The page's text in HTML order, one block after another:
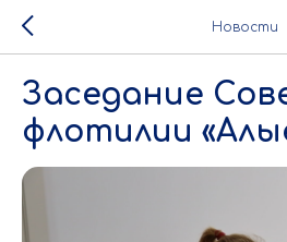
Новости
Заседание
флотилии